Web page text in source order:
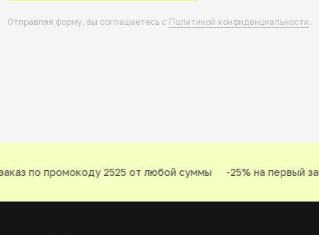
Отправляя форму, вы соглашаетесь с Политикой конфиденциальности.
по промокоду 2525 от любой суммы -25% на первый